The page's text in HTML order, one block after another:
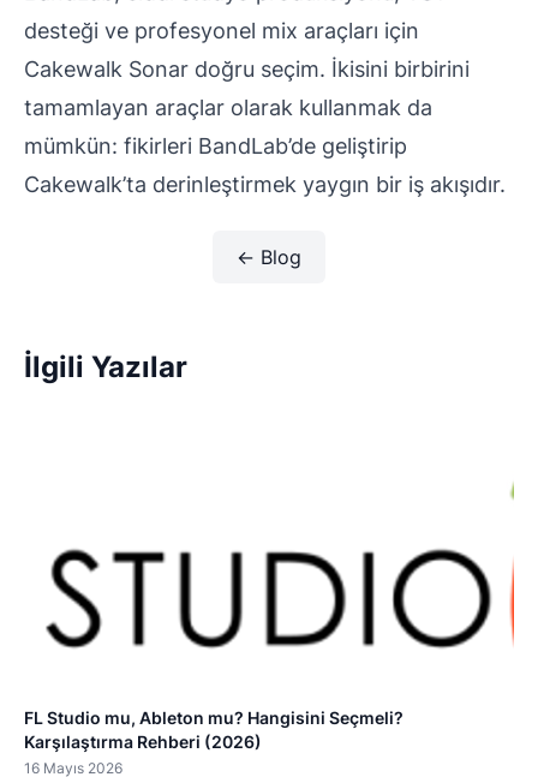
desteği ve profesyonel mix araçları için
Cakewalk Sonar doğru seçim. İkisini birbirini
tamamlayan araçlar olarak kullanmak da
mümkün: fikirleri BandLab’de geliştirip
Cakewalk’ta derinleştirmek yaygın bir iş akışıdır.
← Blog
İlgili Yazılar
FL Studio mu, Ableton mu? Hangisini Seçmeli?
Karşılaştırma Rehberi (2026)
16 Mayıs 2026